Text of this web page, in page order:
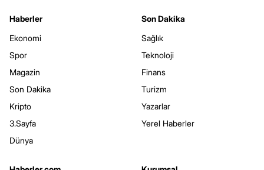
Haberler
Ekonomi
Spor
Magazin
Son Dakika
Kripto
3.Sayfa
Dünya
Son Dakika
Sağlık
Teknoloji
Finans
Turizm
Yazarlar
Yerel Haberler